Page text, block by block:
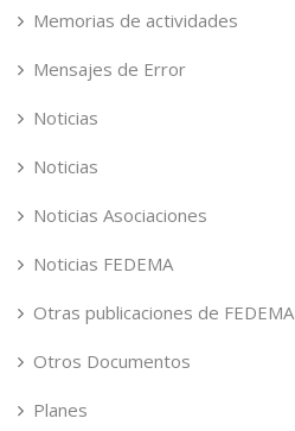
Memorias de actividades
Mensajes de Error
Noticias
Noticias
Noticias Asociaciones
Noticias FEDEMA
Otras publicaciones de FEDEMA
Otros Documentos
Planes